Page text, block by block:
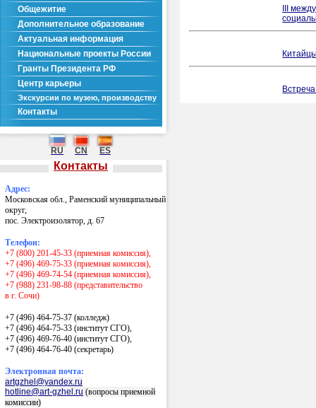
Общежитие
Дополнительное образование
Актуальная информация
Национальные проекты России
Гранты Президента РФ
Центр карьеры
Экскурсии по музею, производству
Контакты
RU CN ES
Контакты
Адрес:
Московская обл., Раменский муниципальный
округ,
пос. Электроизолятор, д. 67
Телефон:
+7 (800) 201-45-33 (приемная комиссия),
+7 (496) 469-75-33 (приемная комиссия),
+7 (496) 469-74-54 (приемная комиссия),
+7 (988) 231-98-88 (представительство
в г. Сочи)
+7 (496) 464-75-37 (колледж)
+7 (496) 464-75-33 (институт СГО),
+7 (496) 469-76-40 (институт СГО),
+7 (496) 464-76-40 (секретарь)
Электронная почта:
artgzhel@yandex.ru
hotline@art-gzhel.ru (вопросы приемной
комиссии)
III